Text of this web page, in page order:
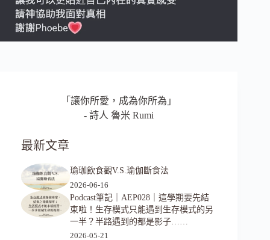
「讓你所愛，成為你所為」
- 詩人 魯米 Rumi
最新文章
瑜珈飲食觀V.S.瑜伽斷食法
2026-06-16
Podcast筆記｜AEP028｜這學期要先結
束啦！生存模式只能遇到生存模式的另
一半？半路遇到的都是影子……
2026-05-21